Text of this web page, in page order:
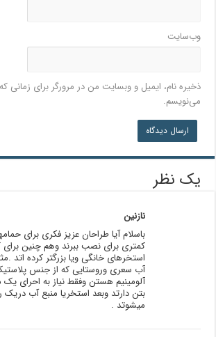
وب‌سایت
ذخیره نام، ایمیل و وبسایت من در مرورگر برای زمانی
می‌نویسم.
یک نظر
نازنین
باسلام آیا طراحان عزیز فکری برای
کمتری برای نصب ببرند وهم چنین برای
استخرهای خانگی ویا بزرگتر کرده اتد
آب سعری وروستایی که از جنس
آلومینیم هستن وفقط نیاز به احرای
بتن دارتد وبعد استخریا منبع آب
میشوتد .